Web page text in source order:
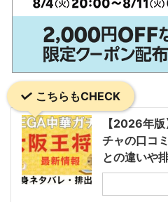
こちらもCHECK
【2026年
チャの口コ
との違いや